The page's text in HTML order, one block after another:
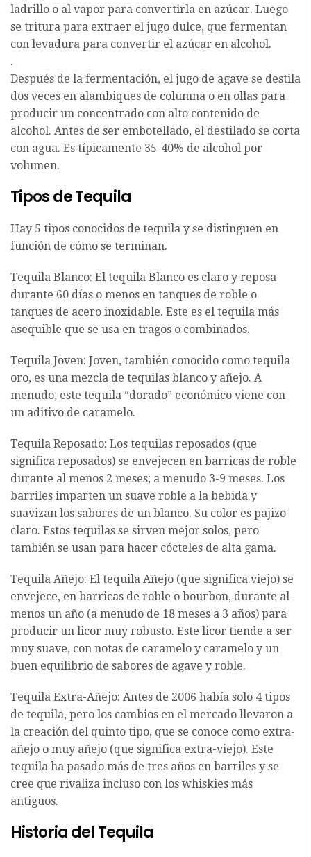
ladrillo o al vapor para convertirla en azúcar. Luego
se tritura para extraer el jugo dulce, que fermentan
con levadura para convertir el azúcar en alcohol.
.
Después de la fermentación, el jugo de agave se destila
dos veces en alambiques de columna o en ollas para
producir un concentrado con alto contenido de
alcohol. Antes de ser embotellado, el destilado se corta
con agua. Es típicamente 35-40% de alcohol por
volumen.
Tipos de Tequila
Hay 5 tipos conocidos de tequila y se distinguen en
función de cómo se terminan.
Tequila Blanco: El tequila Blanco es claro y reposa
durante 60 días o menos en tanques de roble o
tanques de acero inoxidable. Este es el tequila más
asequible que se usa en tragos o combinados.
Tequila Joven: Joven, también conocido como tequila
oro, es una mezcla de tequilas blanco y añejo. A
menudo, este tequila “dorado” económico viene con
un aditivo de caramelo.
Tequila Reposado: Los tequilas reposados (que
significa reposados) se envejecen en barricas de roble
durante al menos 2 meses; a menudo 3-9 meses. Los
barriles imparten un suave roble a la bebida y
suavizan los sabores de un blanco. Su color es pajizo
claro. Estos tequilas se sirven mejor solos, pero
también se usan para hacer cócteles de alta gama.
Tequila Añejo: El tequila Añejo (que significa viejo) se
envejece, en barricas de roble o bourbon, durante al
menos un año (a menudo de 18 meses a 3 años) para
producir un licor muy robusto. Este licor tiende a ser
muy suave, con notas de caramelo y caramelo y un
buen equilibrio de sabores de agave y roble.
Tequila Extra-Añejo: Antes de 2006 había solo 4 tipos
de tequila, pero los cambios en el mercado llevaron a
la creación del quinto tipo, que se conoce como extra-
añejo o muy añejo (que significa extra-viejo). Este
tequila ha pasado más de tres años en barriles y se
cree que rivaliza incluso con los whiskies más
antiguos.
Historia del Tequila